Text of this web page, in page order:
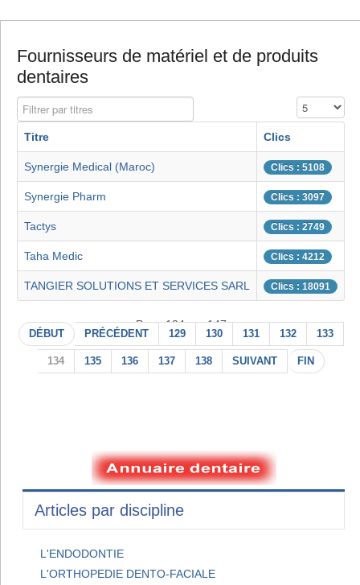
Fournisseurs de matériel et de produits
dentaires
Filtrer par titres Affichage #
Titre Clics
Synergie Medical (Maroc) Clics : 5108
Synergie Pharm Clics : 3097
Tactys Clics : 2749
Taha Medic Clics : 4212
TANGIER SOLUTIONS ET SERVICES SARL Clics : 18091
Page 134 sur 147
DÉBUT PRÉCÉDENT 129 130 131 132 133
134 135 136 137 138 SUIVANT FIN
Articles par discipline
L'ENDODONTIE
L'ORTHOPEDIE DENTO-FACIALE